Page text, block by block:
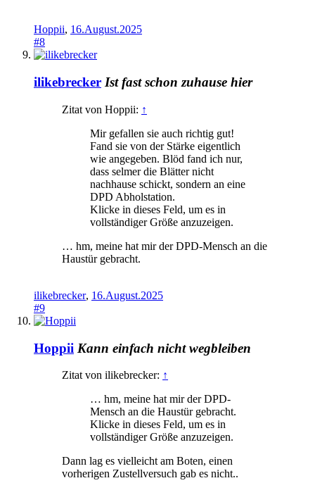
Hoppii, 16.August.2025
#8
ilikebrecker Ist fast schon zuhause hier
Zitat von Hoppii: ↑
Mir gefallen sie auch richtig gut!
Fand sie von der Stärke eigentlich
wie angegeben. Blöd fand ich nur,
dass selmer die Blätter nicht
nachhause schickt, sondern an eine
DPD Abholstation.
Klicke in dieses Feld, um es in
vollständiger Größe anzuzeigen.
… hm, meine hat mir der DPD-Mensch an die
Haustür gebracht.
ilikebrecker, 16.August.2025
#9
Hoppii Kann einfach nicht wegbleiben
Zitat von ilikebrecker: ↑
… hm, meine hat mir der DPD-
Mensch an die Haustür gebracht.
Klicke in dieses Feld, um es in
vollständiger Größe anzuzeigen.
Dann lag es vielleicht am Boten, einen
vorherigen Zustellversuch gab es nicht..